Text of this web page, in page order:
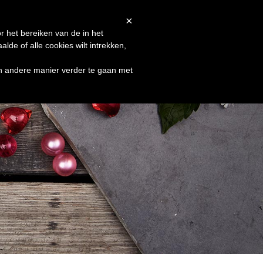
×
het bereiken van de in het
of alle cookies wilt intrekken,
andere manier verder te gaan met